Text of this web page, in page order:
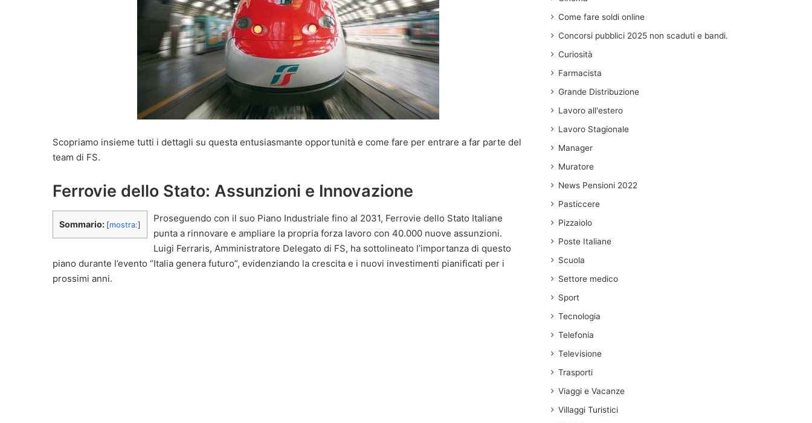
Scopriamo insieme tutti i dettagli su questa entusiasmante opportunità e come fare per entrare a far parte del
team di FS.
Ferrovie dello Stato: Assunzioni e Innovazione
Sommario: [mostra:]
Proseguendo con il suo Piano Industriale fino al 2031, Ferrovie dello Stato Italiane
punta a rinnovare e ampliare la propria forza lavoro con 40.000 nuove assunzioni.
Luigi Ferraris, Amministratore Delegato di FS, ha sottolineato l’importanza di questo
piano durante l’evento “Italia genera futuro”, evidenziando la crescita e i nuovi investimenti pianificati per i
prossimi anni.
Come fare soldi online
Concorsi pubblici 2025 non scaduti e bandi.
Curiosità
Farmacista
Grande Distribuzione
Lavoro all'estero
Lavoro Stagionale
Manager
Muratore
News Pensioni 2022
Pasticcere
Pizzaiolo
Poste Italiane
Scuola
Settore medico
Sport
Tecnologia
Telefonia
Televisione
Trasporti
Viaggi e Vacanze
Villaggi Turistici